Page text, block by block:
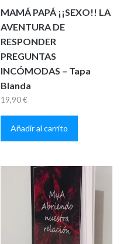
MAMÁ PAPÁ ¡¡SEXO!! LA
AVENTURA DE
RESPONDER
PREGUNTAS
INCÓMODAS – Tapa
Blanda
19,90€
Añadir al carrito